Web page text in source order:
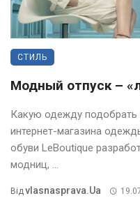
СТИЛЬ
Модный отпуск –
Какую одежду подобрать
интернет-магазина
обуви LeBoutique
модниц, ...
ВідVlasnasprava.ua